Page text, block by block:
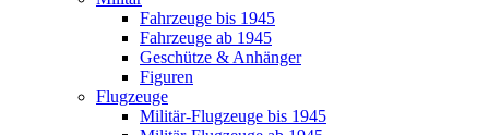
Fahrzeuge bis 1945
Fahrzeuge ab 1945
Geschütze & Anhänger
Figuren
Flugzeuge
Militär-Flugzeuge bis 1945